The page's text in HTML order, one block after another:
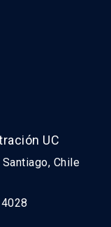
UC
Chile